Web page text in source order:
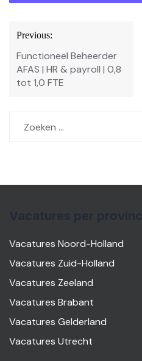
Bericht
navigatie
Previous:
Functioneel Beheerder
AFAS | HR & payroll | 0,8
tot 1,0 FTE
naar:
Vacatures Noord-Holland
Vacatures Zuid-Holland
Vacatures Zeeland
Vacatures Brabant
Vacatures Gelderland
Vacatures Utrecht